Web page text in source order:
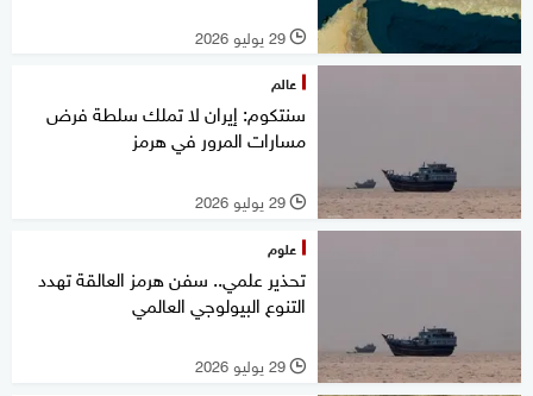
l 29 يوليو 2026
عالم
سنتكوم: إيران لا تملك سلطة فرض
مسارات المرور في هرمز
l 29 يوليو 2026
علوم
تحذير علمي.. سفن هرمز العالقة تهدد
التنوع البيولوجي العالمي
l 29 يوليو 2026